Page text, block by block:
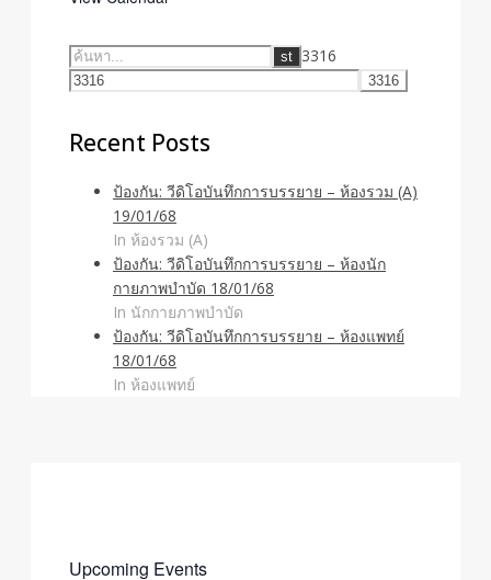
3316
Recent Posts
ป้องกัน: วีดิโอบันทึกการบรรยาย – ห้องรวม (A)
19/01/68
In ห้องรวม (A)
ป้องกัน: วีดิโอบันทึกการบรรยาย – ห้องนัก
กายภาพบำบัด 18/01/68
In นักกายภาพบำบัด
ป้องกัน: วีดิโอบันทึกการบรรยาย – ห้องแพทย์
18/01/68
In ห้องแพทย์
Upcoming Events